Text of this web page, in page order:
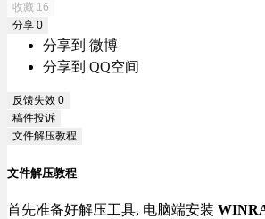
收藏 16
分享 0
分享到 微博
分享到 QQ空间
反馈失效 0
稿件投诉
文件解压教程
文件解压教程
首先准备好解压工具, 电脑端安装